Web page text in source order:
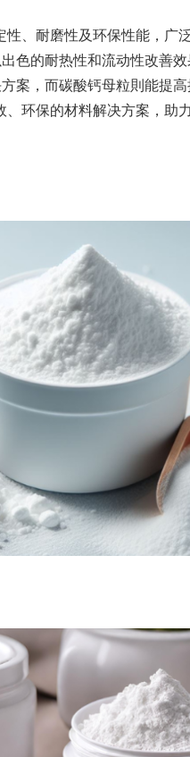
、耐磨性及环保性能，广
色的耐热性和流动性改善
案，而碳酸钙母粒則能提
环保的材料解决方案，助